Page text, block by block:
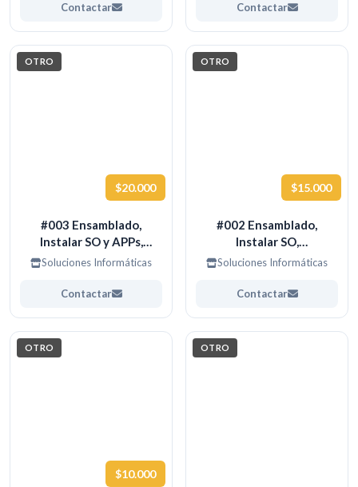
Contactar Contactar
OTRO
$20.000
#003 Ensamblado,
Instalar SO y APPs,
Configuración
Soluciones Informáticas
Contactar
OTRO
$15.000
#002 Ensamblado,
Instalar SO,
configuración simple de
Soluciones Informáticas
Contactar
OTRO
$10.000
OTRO